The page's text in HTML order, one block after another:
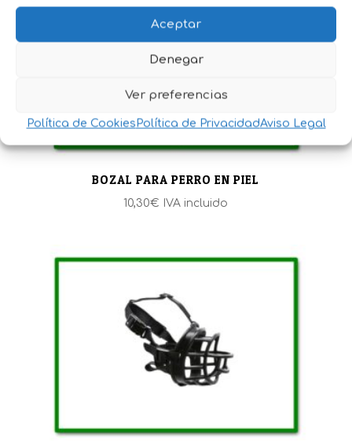
Aceptar
Denegar
Ver preferencias
Política de Cookies Política de PrivacidadAviso Legal
BOZAL PARA PERRO EN PIEL
10,30€ IVA incluido